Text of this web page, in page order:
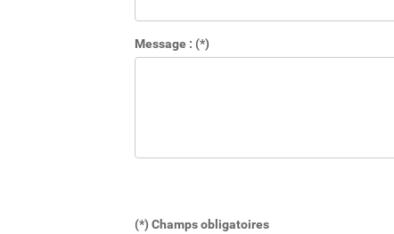
Message : (*)
(*) Champs obligatoires